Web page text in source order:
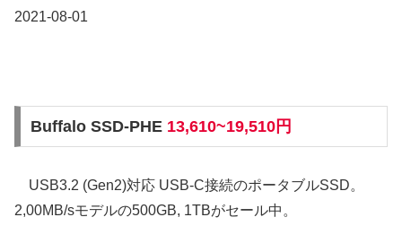
2021-08-01
Buffalo SSD-PHE 13,610~19,510円
USB3.2 (Gen2)対応 USB-C接続のポータブルSSD。
2,00MB/sモデルの500GB, 1TBがセール中。